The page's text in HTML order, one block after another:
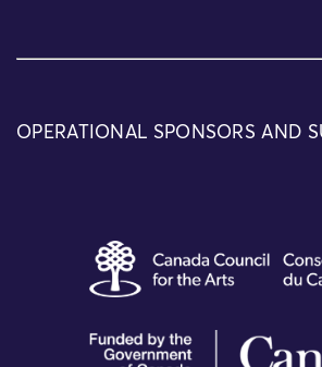
OPERATIONAL SPONSORS AND